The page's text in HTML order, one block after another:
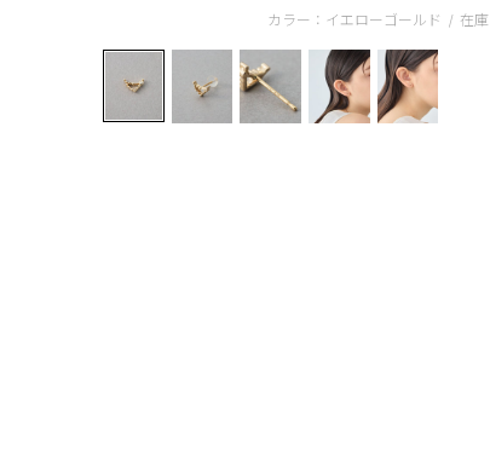
カラー：イエローゴールド / 在庫